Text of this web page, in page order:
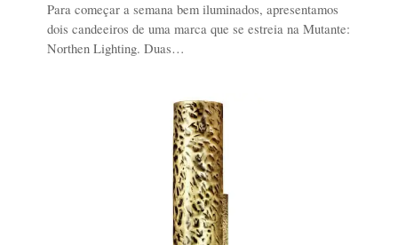
Para começar a semana bem iluminados, apresentamos
dois candeeiros de uma marca que se estreia na Mutante:
Northen Lighting. Duas…